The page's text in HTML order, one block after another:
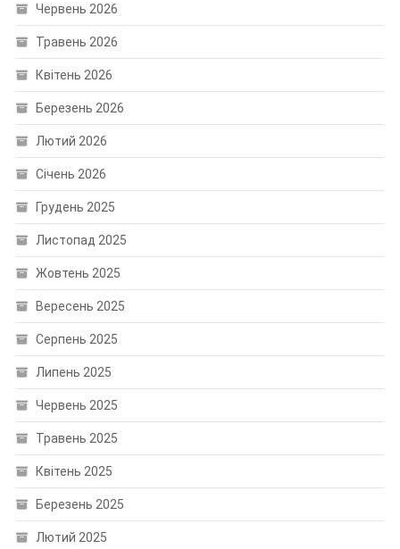
Червень 2026
Травень 2026
Квітень 2026
Березень 2026
Лютий 2026
Січень 2026
Грудень 2025
Листопад 2025
Жовтень 2025
Вересень 2025
Серпень 2025
Липень 2025
Червень 2025
Травень 2025
Квітень 2025
Березень 2025
Лютий 2025